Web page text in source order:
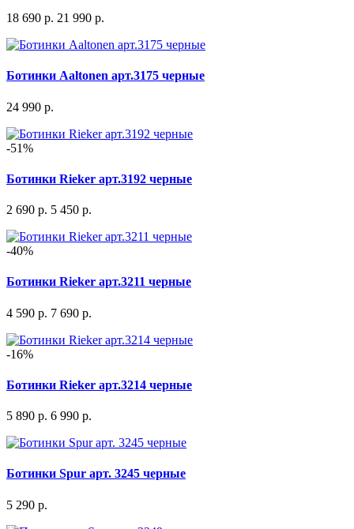
18 690 р. 21 990 р.
Ботинки Aaltonen арт.3175 черные
24 990 р.
-51%
Ботинки Rieker арт.3192 черные
2 690 р. 5 450 р.
-40%
Ботинки Rieker арт.3211 черные
4 590 р. 7 690 р.
-16%
Ботинки Rieker арт.3214 черные
5 890 р. 6 990 р.
Ботинки Spur арт. 3245 черные
5 290 р.